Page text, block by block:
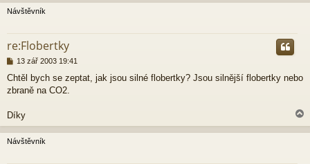
h
Návštěvník
re:Flobertky
P
í
s
ě
e
k
13 zář 2003 19:41
Chtěl bych se zeptat, jak jsou silné flobertky? Jsou silnější flobertky nebo
zbraně na CO2.
Díky
a
h
Návštěvník